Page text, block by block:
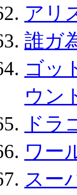
アリ
誰ガ
ゴッ
ウン
ド
ワー
スー